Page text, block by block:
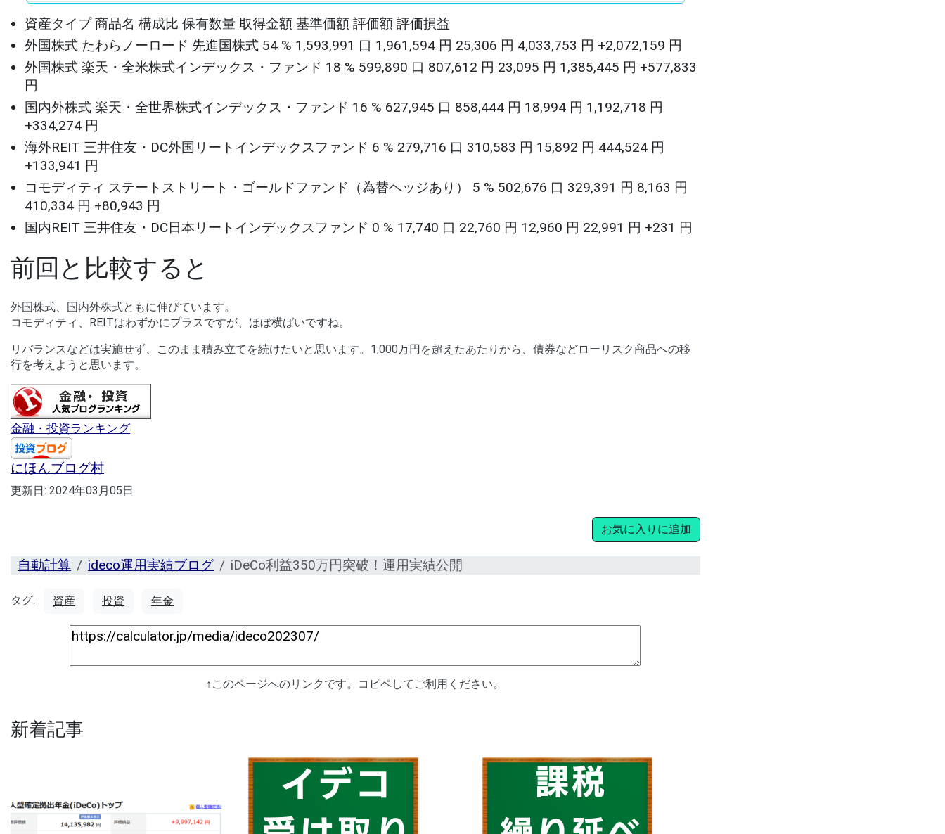
資産タイプ 商品名 構成比 保有数量 取得金額 基準価額 評価額 評価損益
外国株式 たわらノーロード 先進国株式 54 % 1,593,991 口 1,961,594 円 25,306 円 4,033,753 円 +2,072,159 円
外国株式 楽天・全米株式インデックス・ファンド 18 % 599,890 口 807,612 円 23,095 円 1,385,445 円 +577,833
円
国内外株式 楽天・全世界株式インデックス・ファンド 16 % 627,945 口 858,444 円 18,994 円 1,192,718 円
+334,274 円
海外REIT 三井住友・DC外国リートインデックスファンド 6 % 279,716 口 310,583 円 15,892 円 444,524 円
+133,941 円
コモディティ ステートストリート・ゴールドファンド（為替ヘッジあり） 5 % 502,676 口 329,391 円 8,163 円
410,334 円 +80,943 円
国内REIT 三井住友・DC日本リートインデックスファンド 0 % 17,740 口 22,760 円 12,960 円 22,991 円 +231 円
前回と比較すると
外国株式、国内外株式ともに伸びています。
コモディティ、REITはわずかにプラスですが、ほぼ横ばいですね。
リバランスなどは実施せず、このまま積み立てを続けたいと思います。1,000万円を超えたあたりから、債券などローリスク商品への移
行を考えようと思います。
金融・投資ランキング
にほんブログ村
更新日: 2024年03月05日
お気に入りに追加
自動計算 ideco運用実績ブログ iDeCo利益350万円突破！運用実績公開
タグ: 資産 投資 年金
↑このページへのリンクです。コピペしてご利用ください。
新着記事